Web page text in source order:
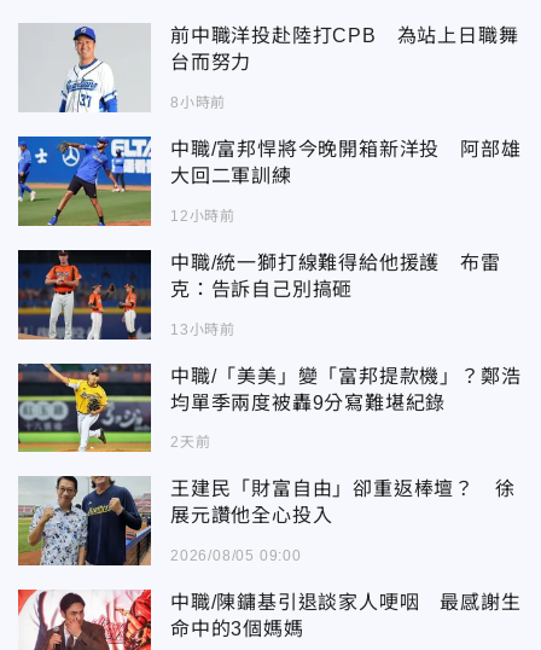
前中職洋投赴陸打CPB 為站上日職舞
台而努力
8小時前
中職/富邦悍將今晚開箱新洋投 阿部雄
大回二軍訓練
12小時前
中職/統一獅打線難得給他援護 布雷
克：告訴自己別搞砸
13小時前
中職/「美美」變「富邦提款機」？鄭浩
均單季兩度被轟9分寫難堪紀錄
2天前
王建民「財富自由」卻重返棒壇？ 徐
展元讚他全心投入
2026/08/05 09:00
中職/陳鏞基引退談家人哽咽 最感謝生
命中的3個媽媽